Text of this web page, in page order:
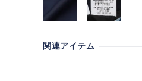
関連アイテム